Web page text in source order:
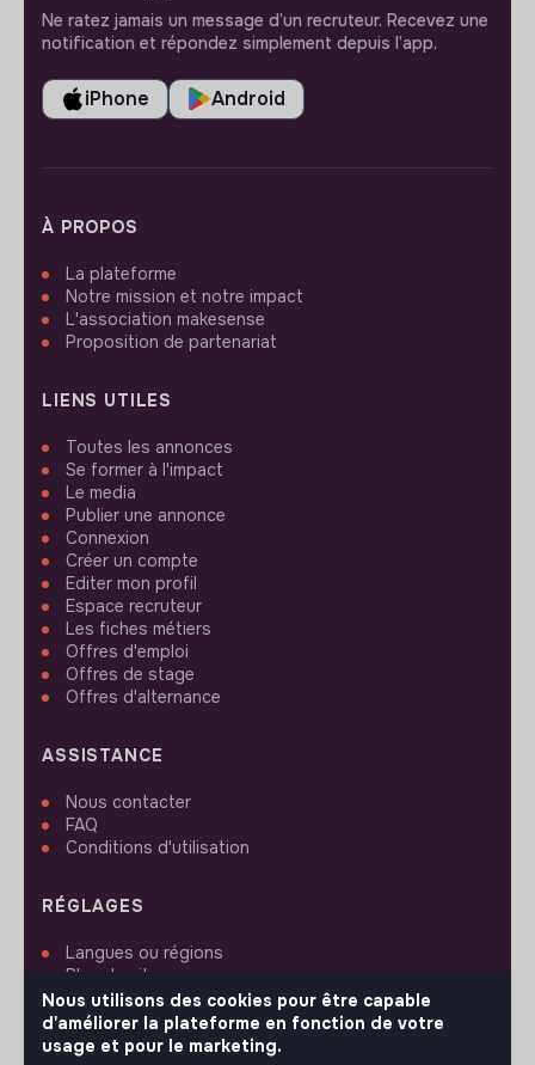
Ne ratez jamais un message d’un recruteur. Recevez une
notification et répondez simplement depuis l’app.
iPhone Android
À PROPOS
La plateforme
Notre mission et notre impact
L'association makesense
Proposition de partenariat
LIENS UTILES
Toutes les annonces
Se former à l'impact
Le media
Publier une annonce
Connexion
Créer un compte
Editer mon profil
Espace recruteur
Les fiches métiers
Offres d'emploi
Offres de stage
Offres d'alternance
ASSISTANCE
Nous contacter
FAQ
Conditions d'utilisation
RÉGLAGES
Langues ou régions
Plan du site
Paramètres des cookies
Nous utilisons des cookies pour être capable
d'améliorer la plateforme en fonction de votre
usage et pour le marketing.